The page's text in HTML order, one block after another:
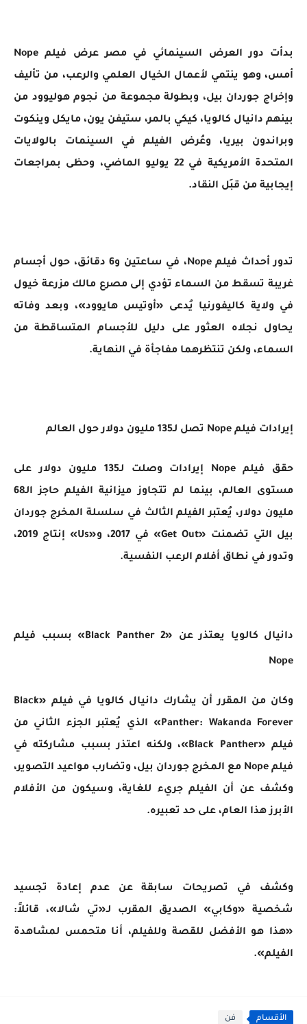
بدأت دور العرض السينمائي في مصر عرض فيلم Nope
أمس، وهو ينتمي لأعمال الخيال العلمي والرعب، من تأليف
وإخراج جوردان بيل، وبطولة مجموعة من نجوم هوليوود من
بينهم دانيال كالويا، كيكي بالمر، ستيفن يون، مايكل وينكوت
وبراندون بيريا، وعُرض الفيلم في السينمات بالولايات
المتحدة الأمريكية في 22 يوليو الماضي، وحظى بمراجعات
إيجابية من قبَل النقاد.
تدور أحداث فيلم Nope، في ساعتين و6 دقائق، حول أجسام
غريبة تسقط من السماء تؤدي إلى مصرع مالك مزرعة خيول
في ولاية كاليفورنيا يُدعى «أوتيس هايوود»، وبعد وفاته
يحاول نجلاه العثور على دليل للأجسام المتساقطة من
السماء، ولكن تنتظرهما مفاجأة في النهاية.
إيرادات فيلم Nope تصل لـ135 مليون دولار حول العالم
حقق فيلم Nope إيرادات وصلت لـ135 مليون دولار على
مستوى العالم، بينما لم تتجاوز ميزانية الفيلم حاجز الـ68
مليون دولار، يُعتبر الفيلم الثالث في سلسلة المخرج جوردان
بيل التي تضمنت «Get Out» في 2017، و«Us» إنتاج 2019،
وتدور في نطاق أفلام الرعب النفسية.
دانيال كالويا يعتذر عن «Black Panther 2» بسبب فيلم
Nope
وكان من المقرر أن يشارك دانيال كالويا في فيلم «Black
Panther: Wakanda Forever» الذي يُعتبر الجزء الثاني من
فيلم «Black Panther»، ولكنه اعتذر بسبب مشاركته في
فيلم Nope مع المخرج جوردان بيل، وتضارب مواعيد التصوير،
وكشف عن أن الفيلم جريء للغاية، وسيكون من الأفلام
الأبرز هذا العام، على حد تعبيره.
وكشف في تصريحات سابقة عن عدم إعادة تجسيد
شخصية «وكابي» الصديق المقرب لـ«تي شالا»، قائلاً:
«هذا هو الأفضل للقصة وللفيلم، أنا متحمس لمشاهدة
الفيلم».
الأقسام فن